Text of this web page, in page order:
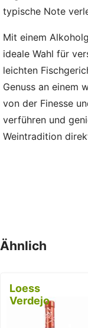
typische Note
Mit einem
ideale Wahl für
leichten
Genuss an einem
von der Finesse
verführen und
Weintradition
Ähnlich
Loess
Verdejo